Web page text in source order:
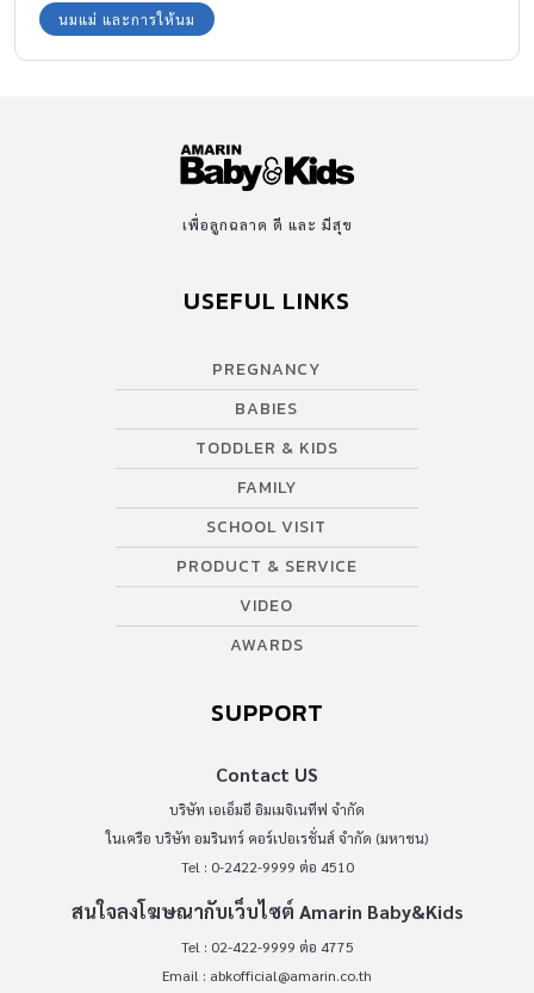
นมแม่ และการให้นม
เพื่อลูกฉลาด ดี และ มีสุข
USEFUL LINKS
PREGNANCY
BABIES
TODDLER & KIDS
FAMILY
SCHOOL VISIT
PRODUCT & SERVICE
VIDEO
AWARDS
SUPPORT
Contact US
บริษัท เอเอ็มอี อิมเมจิเนทีฟ จำกัด
ในเครือ บริษัท อมรินทร์ คอร์เปอเรชั่นส์ จำกัด (มหาชน)
Tel : 0-2422-9999 ต่อ 4510
สนใจลงโฆษณากับเว็บไซต์ Amarin Baby&Kids
Tel : 02-422-9999 ต่อ 4775
Email : abkofficial@amarin.co.th